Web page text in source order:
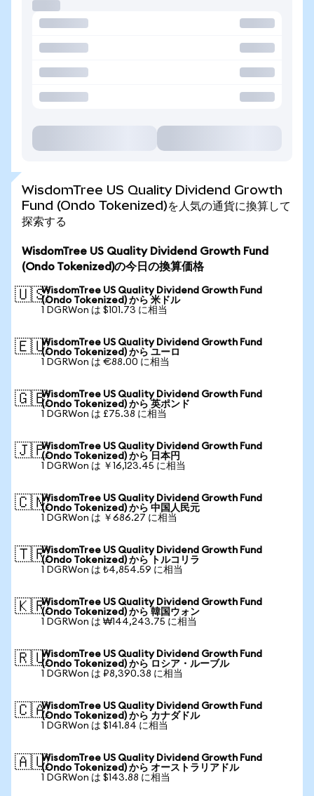
WisdomTree US Quality Dividend Growth
Fund (Ondo Tokenized)を人気の通貨に換算して
探索する
WisdomTree US Quality Dividend Growth Fund
(Ondo Tokenized)の今日の換算価格
🇺🇸WisdomTree US Quality Dividend Growth Fund
(Ondo Tokenized) から 米ドル
1 DGRWon は $101.73 に相当
🇪🇺WisdomTree US Quality Dividend Growth Fund
(Ondo Tokenized) から ユーロ
1 DGRWon は €88.00 に相当
🇬🇧WisdomTree US Quality Dividend Growth Fund
(Ondo Tokenized) から 英ポンド
1 DGRWon は £75.38 に相当
🇯🇵WisdomTree US Quality Dividend Growth Fund
(Ondo Tokenized) から 日本円
1 DGRWon は ￥16,123.45 に相当
🇨🇳WisdomTree US Quality Dividend Growth Fund
(Ondo Tokenized) から 中国人民元
1 DGRWon は ￥686.27 に相当
🇹🇷WisdomTree US Quality Dividend Growth Fund
(Ondo Tokenized) から トルコリラ
1 DGRWon は ₺4,854.59 に相当
🇰🇷WisdomTree US Quality Dividend Growth Fund
(Ondo Tokenized) から 韓国ウォン
1 DGRWon は ₩144,243.75 に相当
🇷🇺WisdomTree US Quality Dividend Growth Fund
(Ondo Tokenized) から ロシア・ルーブル
1 DGRWon は ₽8,390.38 に相当
🇨🇦WisdomTree US Quality Dividend Growth Fund
(Ondo Tokenized) から カナダドル
1 DGRWon は $141.84 に相当
🇦🇺WisdomTree US Quality Dividend Growth Fund
(Ondo Tokenized) から オーストラリアドル
1 DGRWon は $143.88 に相当